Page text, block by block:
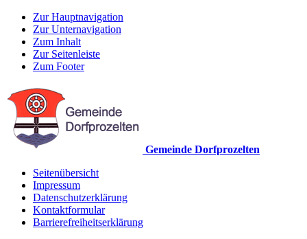
Zur Hauptnavigation
Zur Unternavigation
Zum Inhalt
Zur Seitenleiste
Zum Footer
Gemeinde Dorfprozelten
Seitenübersicht
Impressum
Datenschutzerklärung
Kontaktformular
Barrierefreiheitserklärung